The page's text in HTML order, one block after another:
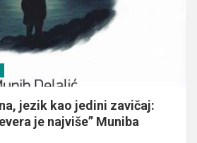
jezik kao jedini zavičaj:
je najviše” Muniba